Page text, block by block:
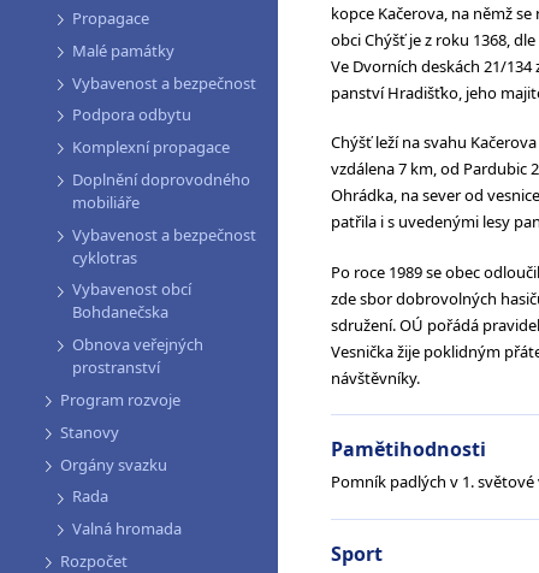
Propagace
Malé památky
Vybavenost a bezpečnost
Podpora odbytu
Komplexní propagace
Doplnění doprovodného
mobiliáře
Vybavenost a bezpečnost
cyklotras
Vybavenost obcí
Bohdanečska
Obnova veřejných
prostranství
Program rozvoje
Stanovy
Orgány svazku
Rada
Valná hromada
Rozpočet
kopce Kačerova, na němž
obci Chýšť je z roku 1368,
Ve Dvorních deskách 21/
panství Hradišťko, jeho
Chýšť leží na svahu
vzdálena 7 km, od Pardubic
Ohrádka, na sever od
patřila i s uvedenými lesy
Po roce 1989 se obec
zde sbor dobrovolných
sdružení. OÚ pořádá
Vesnička žije poklidným
návštěvníky.
Pamětihodnosti
Pomník padlých v 1.
Sport